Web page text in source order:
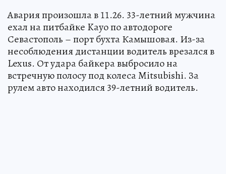
Авария произошла в 11.26. 33-летний мужчина
ехал на питбайке Kayo по автодороге
Севастополь – порт бухта Камышовая. Из-за
несоблюдения дистанции водитель врезался в
Lexus. От удара байкера выбросило на
встречную полосу под колеса Mitsubishi. За
рулем авто находился 39-летний водитель.